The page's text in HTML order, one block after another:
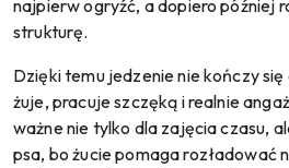
najpierw ogryźć, a dopiero później
strukturę.
Dzięki temu jedzenie nie kończy
żuje, pracuje szczęką i realnie
ważne nie tylko dla zajęcia czasu,
psa, bo żucie pomaga rozładować